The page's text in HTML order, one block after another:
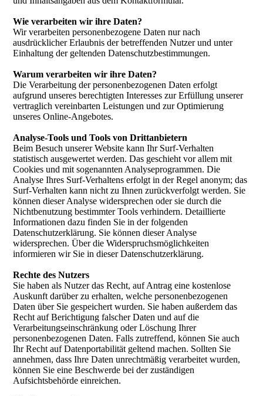
Wie verarbeiten wir ihre Daten?
Wir verarbeiten personenbezogene Daten nur nach
ausdrücklicher Erlaubnis der betreffenden Nutzer und unter
Einhaltung der geltenden Datenschutzbestimmungen.
Warum verarbeiten wir ihre Daten?
Die Verarbeitung der personenbezogenen Daten erfolgt
aufgrund unseres berechtigten Interesses zur Erfüllung unserer
vertraglich vereinbarten Leistungen und zur Optimierung
unseres Online-Angebotes.
Analyse-Tools und Tools von Drittanbietern
Beim Besuch unserer Website kann Ihr Surf-Verhalten
statistisch ausgewertet werden. Das geschieht vor allem mit
Cookies und mit sogenannten Analyseprogrammen. Die
Analyse Ihres Surf-Verhaltens erfolgt in der Regel anonym; das
Surf-Verhalten kann nicht zu Ihnen zurückverfolgt werden. Sie
können dieser Analyse widersprechen oder sie durch die
Nichtbenutzung bestimmter Tools verhindern. Detaillierte
Informationen dazu finden Sie in der folgenden
Datenschutzerklärung. Sie können dieser Analyse
widersprechen. Über die Widerspruchsmöglichkeiten
informieren wir Sie in dieser Datenschutzerklärung.
Rechte des Nutzers
Sie haben als Nutzer das Recht, auf Antrag eine kostenlose
Auskunft darüber zu erhalten, welche personenbezogenen
Daten über Sie gespeichert wurden. Sie haben außerdem das
Recht auf Berichtigung falscher Daten und auf die
Verarbeitungseinschränkung oder Löschung Ihrer
personenbezogenen Daten. Falls zutreffend, können Sie auch
Ihr Recht auf Datenportabilität geltend machen. Sollten Sie
annehmen, dass Ihre Daten unrechtmäßig verarbeitet wurden,
können Sie eine Beschwerde bei der zuständigen
Aufsichtsbehörde einreichen.